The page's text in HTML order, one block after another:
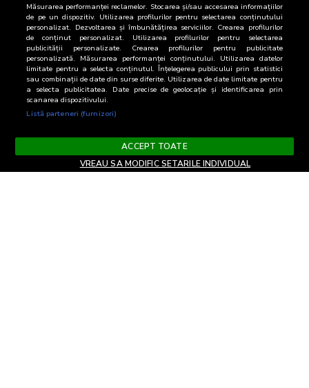
Măsurarea performanței reclamelor. Stocarea și/sau accesarea informațiilor
de pe un dispozitiv. Utilizarea profilurilor pentru selectarea conținutului
personalizat. Dezvoltarea și îmbunătățirea serviciilor. Crearea profilurilor
de conținut personalizat. Utilizarea profilurilor pentru selectarea
publicității personalizate. Crearea profilurilor pentru publicitate
personalizată. Măsurarea performanței conținutului. Utilizarea datelor
limitate pentru a selecta conținutul. Înțelegerea publicului prin statistici
sau combinații de date din surse diferite. Utilizarea de date limitate pentru
a selecta publicitatea. Date precise de geolocație și identificarea prin
scanarea dispozitivului.
Listă parteneri (furnizori)
ACCEPT TOATE
VREAU SA MODIFIC SETARILE INDIVIDUAL